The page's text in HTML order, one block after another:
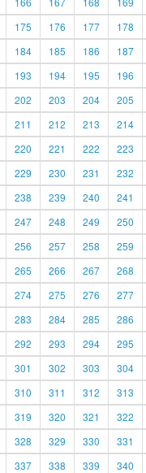
175 176 177 178
184 185 186 187
193 194 195 196
202 203 204 205
211 212 213 214
220 221 222 223
229 230 231 232
238 239 240 241
247 248 249 250
256 257 258 259
265 266 267 268
274 275 276 277
283 284 285 286
292 293 294 295
301 302 303 304
310 311 312 313
319 320 321 322
328 329 330 331
337 338 339 340